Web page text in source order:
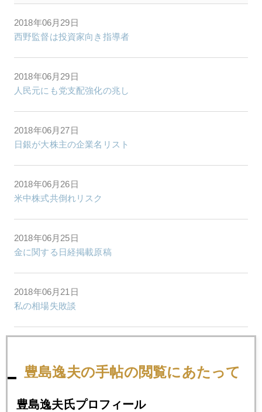
2018年06月29日
西野監督は投資家向き指導者
2018年06月29日
人民元にも党支配強化の兆し
2018年06月27日
日銀が大株主の企業名リスト
2018年06月26日
米中株式共倒れリスク
2018年06月25日
金に関する日経掲載原稿
2018年06月21日
私の相場失敗談
2018年06月19日
豊島逸夫の手帖の閲覧にあたって
豊島逸夫氏プロフィール